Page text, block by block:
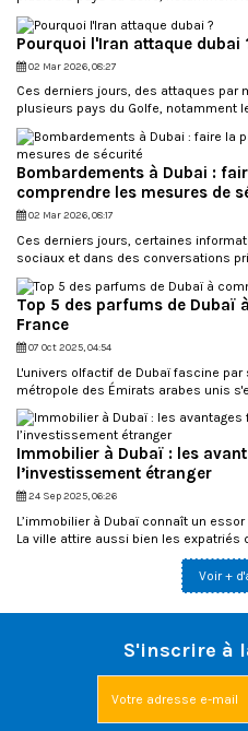
Pourquoi l'Iran attaque dubai
02 Mar 2026, 08:27
Ces derniers jours, des attaques par
plusieurs pays du Golfe, notamment
Bombardements à Dubai :
comprendre les mesures de
02 Mar 2026, 08:17
Ces derniers jours, certaines
sociaux et dans des conversations
Top 5 des parfums de Dubaï
France
07 Oct 2025, 04:54
L'univers olfactif de Dubaï fascine
métropole des Émirats arabes unis
Immobilier à Dubaï : les
l’investissement étranger
24 Sep 2025, 06:26
L’immobilier à Dubaï connaît un
La ville attire aussi bien les expatriés
Voir +
S'inscrire à